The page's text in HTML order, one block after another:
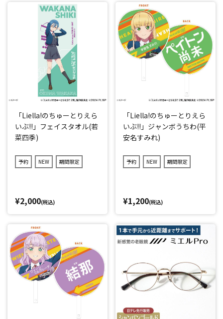
「Liella!のちゅーとりえら
いぶ!!」フェイスタオル(若
菜四季)
予約 NEW 期間限定
¥2,000(税込)
「Liella!のちゅーとりえら
いぶ!!」ジャンボうちわ(平
安名すみれ)
予約 NEW 期間限定
¥1,200(税込)